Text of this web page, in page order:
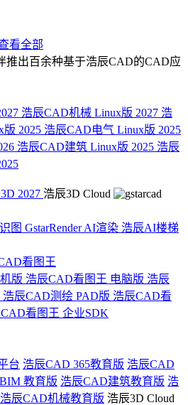
看全部
推出百余种基于浩辰CAD的CAD应
浩辰CAD机械 Linux版 2027 浩
2025 浩辰CAD电气 Linux版 2025
浩辰CAD建筑 Linux版 2025 浩辰
2027 浩辰3D Cloud
图 GstarRender AI渲染 浩辰AI楼梯
看图王
版 浩辰CAD看图王 电脑版 浩辰
浩辰CAD测绘 PAD版 浩辰CAD看
看图王 企业SDK
台 浩辰CAD 365教育版 浩辰CAD
教育版 浩辰CAD建筑教育版 浩
浩辰CAD机械教育版 浩辰3D Cloud